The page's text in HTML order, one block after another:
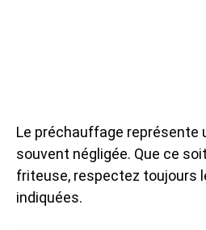
Le préchauffage représente
souvent négligée. Que ce
friteuse, respectez toujours
indiquées.